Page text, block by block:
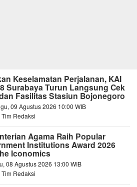
Keselamatan Perjalanan, KAI
Surabaya Turun Langsung Cek
Fasilitas Stasiun Bojonegoro
09 Agustus 2026 10:00 WIB
Redaksi
Agama Raih Popular
Institutions Award 2026
Iconomics
08 Agustus 2026 13:00 WIB
Redaksi